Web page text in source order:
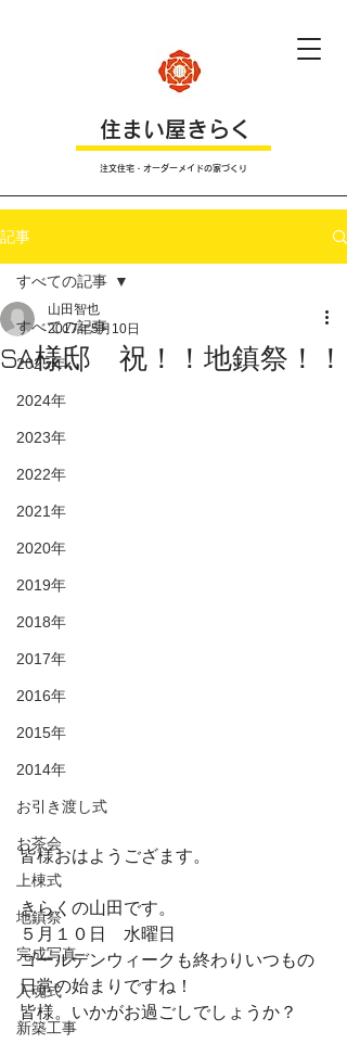
​住まい屋きらく
注文住宅・オーダーメイドの家づくり
記事
すべての記事
2025年
2024年
2023年
2022年
2021年
2020年
2019年
2018年
2017年
2016年
2015年
2014年
お引き渡し式
お茶会
上棟式
地鎮祭
完成写真
入魂式
新築工事
すべての記事
SA様邸 祝！！地鎮祭！！
山田智也
2017年5月10日
皆様おはようござます。
きらくの山田です。
５月１０日　水曜日
ゴールデンウィークも終わりいつもの
日常の始まりですね！
皆様。いかがお過ごしでしょうか？